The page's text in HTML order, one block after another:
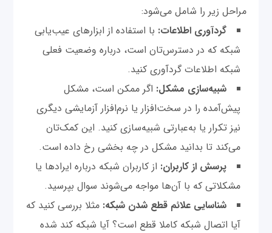
مراحل زیر را شامل می‌شود:
گردآوری اطلاعات: با استفاده از ابزارهای عیب‌یابی
شبکه که در دسترس‌تان است، درباره وضعیت فعلی
شبکه اطلاعات گردآوری کنید.
شبیه‌سازی مشکل: اگر ممکن است، مشکل
پیش‌آمده را در سخت‌افزار یا نرم‌افزار آزمایشی دیگری
نیز تکرار یا به‌عبارتی شبیه‌سازی کنید. این کمک‌تان
می‌کند تا بدانید مشکل در چه بخشی رخ داده است.
پرسش از کاربران: از کاربران شبکه درباره ایرادها یا
مشکلاتی که با آن‌ها مواجه‌ می‌شوند سوال بپرسید.
شناسایی علائم قطع شدن شبکه: مثلا بررسی کنید که
آیا اتصال شبکه کاملا قطع است؟ آیا شبکه کند شده